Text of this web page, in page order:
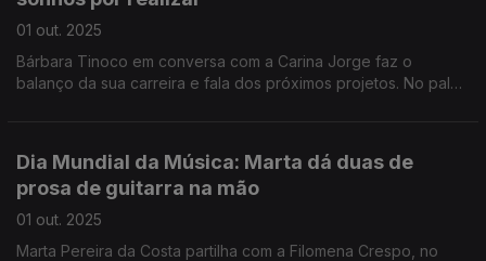
01 out. 2025
Bárbara Tinoco em conversa com a Carina Jorge faz o
balanço da sua carreira e fala dos próximos projetos. No palco
Dia Mundial da Música: Marta dá duas de
prosa de guitarra na mão
01 out. 2025
Marta Pereira da Costa partilha com a Filomena Crespo, no